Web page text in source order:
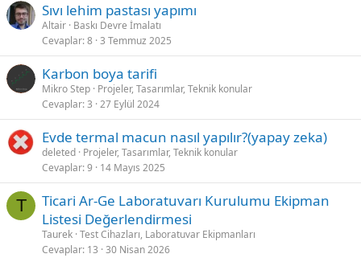
Sıvı lehim pastası yapımı
Altair Baskı Devre İmalatı
Cevaplar 8 3 Temmuz 2025
Karbon boya tarifi
Mikro Step Projeler, Tasarımlar, Teknik konular
Cevaplar 3 27 Eylül 2024
Evde termal macun nasıl yapılır?(yapay zeka)
deleted Projeler, Tasarımlar, Teknik konular
Cevaplar 9 14 Mayıs 2025
T
Ticari Ar-Ge Laboratuvarı Kurulumu Ekipman
Listesi Değerlendirmesi
Taurek Test Cihazları, Laboratuvar Ekipmanları
Cevaplar 13 30 Nisan 2026